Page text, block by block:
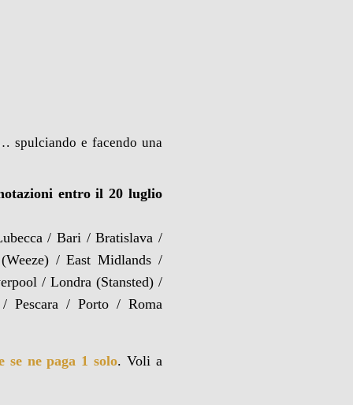
spulciando e facendo una
entro il 20 luglio
/ Bari / Bratislava /
/ East Midlands /
/ Londra (Stansted) /
Pescara / Porto / Roma
se ne paga 1 solo. Voli a